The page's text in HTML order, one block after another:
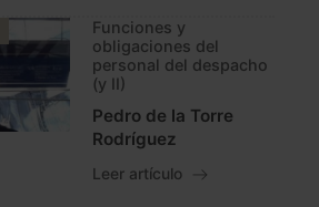
Funciones y
obligaciones del
personal del despacho
(y II)
Pedro de la Torre
Rodríguez
Leer artículo